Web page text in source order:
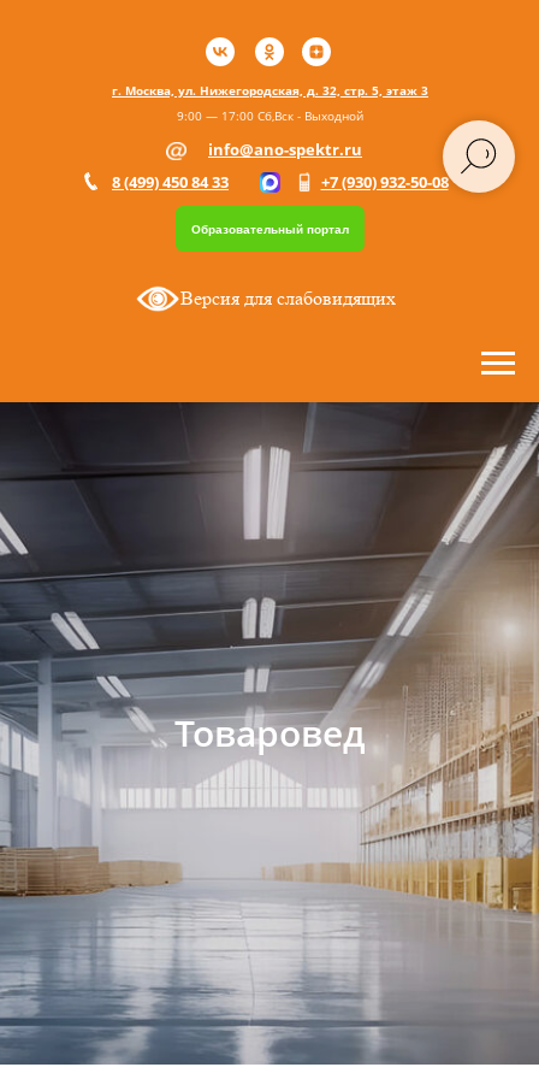
Образовательный портал
г. Москва, ул. Нижегородская, д. 32, стр. 5, этаж 3
+7 (930) 932-50-08
8 (499) 450 84 33
info@ano-spektr.ru
9:00 — 17:00 Сб,Вск - Выходной
Версия для слабовидящих
Товаровед
Форма получения
образования: